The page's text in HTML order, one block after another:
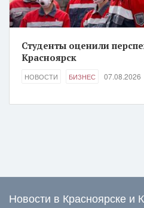
Студенты оценили
Красноярск
НОВОСТИ БИЗНЕС 07.08.2026
Новости в Красноярске и